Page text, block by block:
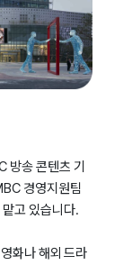
방송 콘텐츠 기
경영지원팀
고 있습니다.
화나 해외 드라